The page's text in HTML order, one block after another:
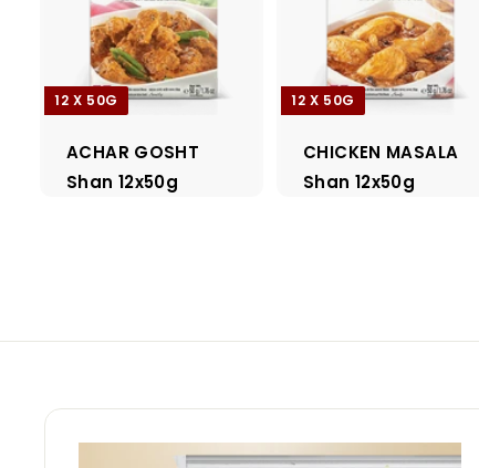
12 X 50G
ACHAR GOSHT
Shan 12x50g
12 X 50G
CHICKEN MASALA
Shan 12x50g